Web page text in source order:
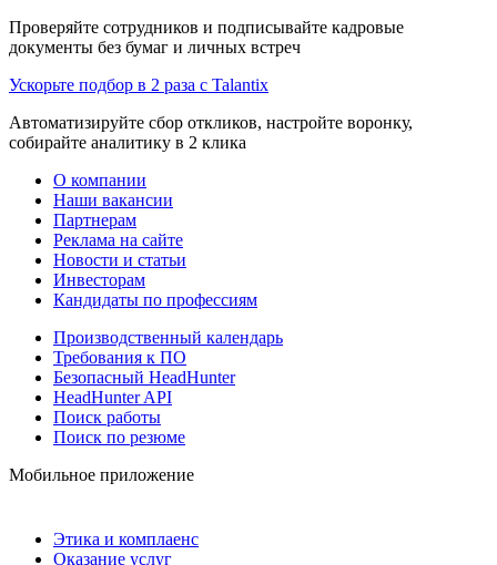
Проверяйте сотрудников и подписывайте кадровые
документы без бумаг и личных встреч
Ускорьте подбор в 2 раза с Talantix
Автоматизируйте сбор откликов, настройте воронку,
собирайте аналитику в 2 клика
О компании
Наши вакансии
Партнерам
Реклама на сайте
Новости и статьи
Инвесторам
Кандидаты по профессиям
Производственный календарь
Требования к ПО
Безопасный HeadHunter
HeadHunter API
Поиск работы
Поиск по резюме
Мобильное приложение
Этика и комплаенс
Оказание услуг